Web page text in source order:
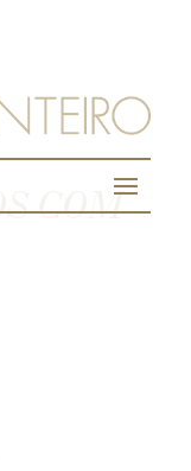
COM